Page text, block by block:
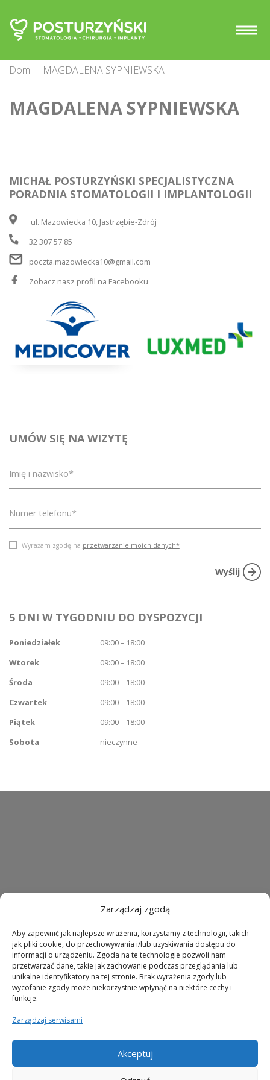
Zarządzaj zgodą
Aby zapewnić jak najlepsze wrażenia, korzystamy z technologii, takich
jak pliki cookie, do przechowywania i/lub uzyskiwania dostępu do
informacji o urządzeniu. Zgoda na te technologie pozwoli nam
przetwarzać dane, takie jak zachowanie podczas przeglądania lub
unikalne identyfikatory na tej stronie. Brak wyrażenia zgody lub
wycofanie zgody może niekorzystnie wpłynąć na niektóre cechy i
funkcje.
Zarządzaj serwisami
Akceptuj
Dom - MAGDALENA SYPNIEWSKA
MAGDALENA SYPNIEWSKA
MICHAŁ POSTURZYŃSKI SPECJALISTYCZNA
PORADNIA STOMATOLOGII I IMPLANTOLOGII
ul. Mazowiecka 10, Jastrzębie-Zdrój
32 307 57 85
poczta.mazowiecka10@gmail.com
Zobacz nasz profil na Facebooku
UMÓW SIĘ NA WIZYTĘ
Wyrażam zgodę na przetwarzanie moich danych*
5 DNI W TYGODNIU DO DYSPOZYCJI
Poniedziałek
09:00 – 18:00
Wtorek
09:00 – 18:00
Środa
09:00 – 18:00
Czwartek
09:00 – 18:00
Piątek
09:00 – 18:00
Sobota
nieczynne